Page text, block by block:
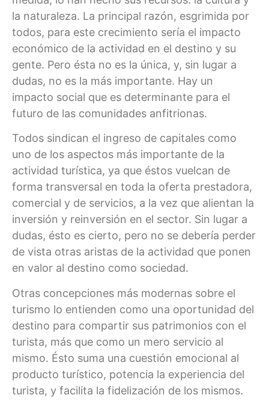
la naturaleza. La principal razón, esgrimida por
todos, para este crecimiento sería el impacto
económico de la actividad en el destino y su
gente. Pero ésta no es la única, y, sin lugar a
dudas, no es la más importante. Hay un
impacto social que es determinante para el
futuro de las comunidades anfitrionas.
Todos sindican el ingreso de capitales como
uno de los aspectos más importante de la
actividad turística, ya que éstos vuelcan de
forma transversal en toda la oferta prestadora,
comercial y de servicios, a la vez que alientan la
inversión y reinversión en el sector. Sin lugar a
dudas, ésto es cierto, pero no se debería perder
de vista otras aristas de la actividad que ponen
en valor al destino como sociedad.
Otras concepciones más modernas sobre el
turismo lo entienden como una oportunidad del
destino para compartir sus patrimonios con el
turista, más que como un mero servicio al
mismo. Ésto suma una cuestión emocional al
producto turístico, potencia la experiencia del
turista, y facilita la fidelización de los mismos.